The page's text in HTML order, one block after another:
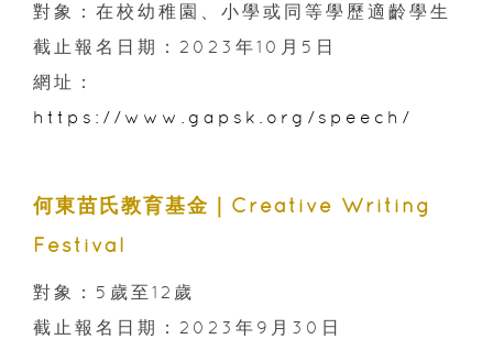
對象：在校幼稚園、小學或同等學歷適齡學生
截止報名日期：2023年10月5日
網址：
https://www.gapsk.org/speech/
何東苗氏教育基金｜Creative Writing
Festival
對象：5歲至12歲
截止報名日期：2023年9月30日